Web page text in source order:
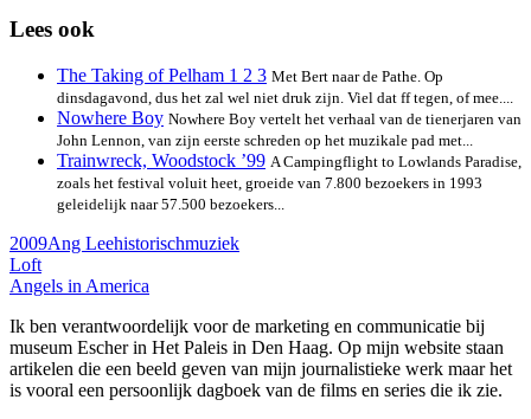
Lees ook
The Taking of Pelham 1 2 3 Met Bert naar de Pathe. Op
dinsdagavond, dus het zal wel niet druk zijn. Viel dat ff tegen, of mee....
Nowhere Boy Nowhere Boy vertelt het verhaal van de tienerjaren van
John Lennon, van zijn eerste schreden op het muzikale pad met...
Trainwreck, Woodstock ’99 A Campingflight to Lowlands Paradise,
zoals het festival voluit heet, groeide van 7.800 bezoekers in 1993
geleidelijk naar 57.500 bezoekers...
2009Ang Leehistorischmuziek
Loft
Angels in America
Ik ben verantwoordelijk voor de marketing en communicatie bij
museum Escher in Het Paleis in Den Haag. Op mijn website staan
artikelen die een beeld geven van mijn journalistieke werk maar het
is vooral een persoonlijk dagboek van de films en series die ik zie.